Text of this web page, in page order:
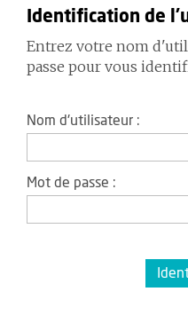
Identification de
Entrez votre nom
passe pour vous
Nom d'utilisateur :
Mot de passe :